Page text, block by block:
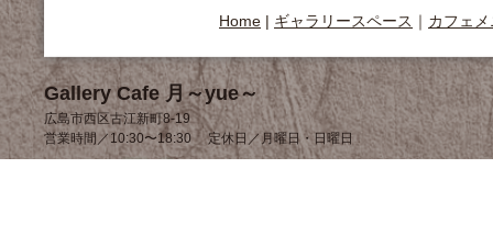
Home | ギャラリースペース ｜ カフェ
Gallery Cafe 月～yue～
広島市西区古江新町8-19
営業時間／10:30〜18:30 定休日／月曜日・日曜日